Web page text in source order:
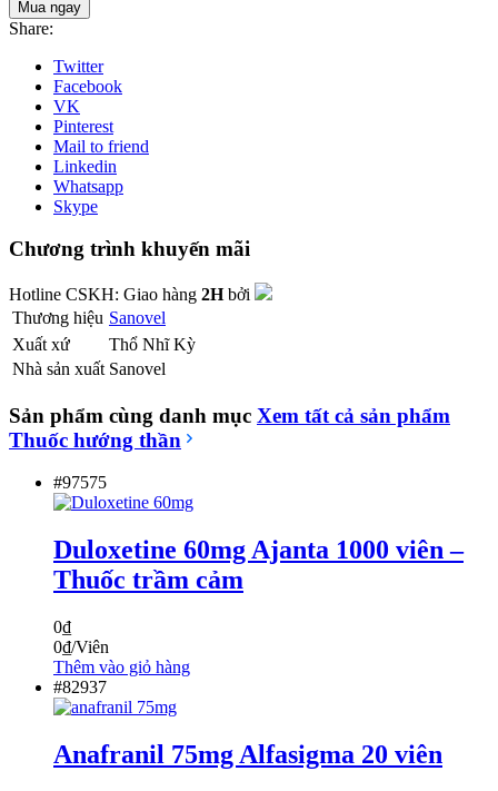
Mua ngay
Share:
Twitter
Facebook
VK
Pinterest
Mail to friend
Linkedin
Whatsapp
Skype
Chương trình khuyến mãi
Hotline CSKH: Giao hàng 2Hbởi
Thương hiệu Sanovel
Xuất xứ
Thổ Nhĩ Kỳ
Nhà sản xuất Sanovel
Sản phẩm cùng danh mục Xem tất cả sản phẩm
Thuốc hướng thần
#97575
Duloxetine 60mg Ajanta 1000 viên –
Thuốc trầm cảm
0₫
0₫/Viên
Thêm vào giỏ hàng
#82937
Anafranil 75mg Alfasigma 20 viên